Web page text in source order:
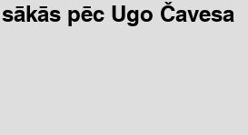
pēc Ugo Čavesa